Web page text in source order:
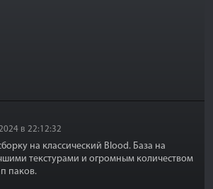
в 22:12:32
на классический Blood. База на
текстурами и огромным количеством
паков.